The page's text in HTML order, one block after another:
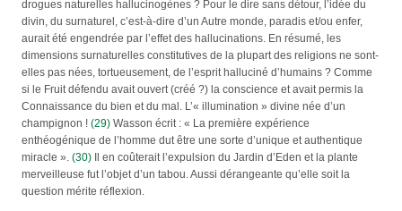
drogues naturelles hallucinogènes ? Pour le dire sans détour, l’idée du
divin, du surnaturel, c’est-à-dire d’un Autre monde, paradis et/ou enfer,
aurait été engendrée par l’effet des hallucinations. En résumé, les
dimensions surnaturelles constitutives de la plupart des religions ne sont-
elles pas nées, tortueusement, de l’esprit halluciné d’humains ? Comme
si le Fruit défendu avait ouvert (créé ?) la conscience et avait permis la
Connaissance du bien et du mal. L’« illumination » divine née d’un
champignon ! (29) Wasson écrit : « La première expérience
enthéogénique de l’homme dut être une sorte d’unique et authentique
miracle ». (30) Il en coûterait l’expulsion du Jardin d’Eden et la plante
merveilleuse fut l’objet d’un tabou. Aussi dérangeante qu’elle soit la
question mérite réflexion.